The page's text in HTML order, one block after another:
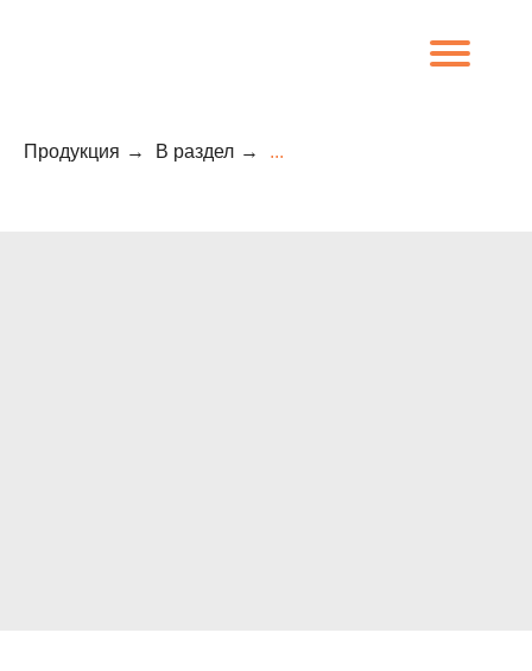
Продукция → В раздел → ...